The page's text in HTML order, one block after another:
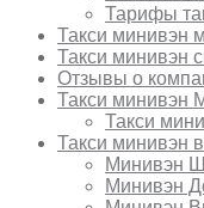
Тарифы
Такси минивэн
Такси минивэн
Отзывы о
Такси минивэн
Такси
Такси минивэн
Минивэн
Минивэн